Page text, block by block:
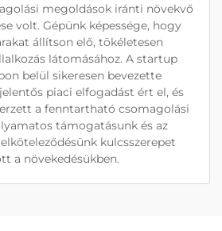
megoldások iránti növekvő
volt. Gépünk képessége, hogy
állítson elő, tökéletesen
látomásához. A startup
belül sikeresen bevezette
piaci elfogadást ért el, és
a fenntartható csomagolási
támogatásunk és az
kulcsszerepet
a növekedésükben.